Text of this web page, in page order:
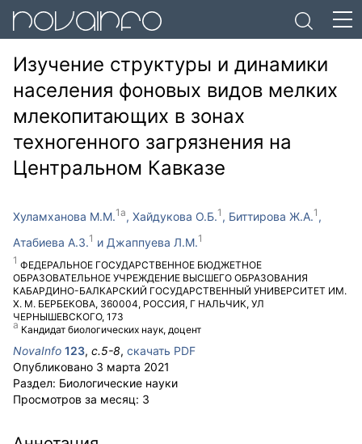
Изучение структуры и динамики
населения фоновых видов мелких
млекопитающих в зонах
техногенного загрязнения на
Центральном Кавказе
Хуламханова М.М.
ФЕДЕРАЛЬНОЕ ГОСУДАРСТВЕННОЕ БЮДЖЕТНОЕ
ОБРАЗОВАТЕЛЬНОЕ УЧРЕЖДЕНИЕ ВЫСШЕГО ОБРАЗОВАНИЯ
КАБАРДИНО-БАЛКАРСКИЙ ГОСУДАРСТВЕННЫЙ УНИВЕРСИТЕТ ИМ.
Х. М. БЕРБЕКОВА, 360004, РОССИЯ, Г НАЛЬЧИК, УЛ
ЧЕРНЫШЕВСКОГО, 173
Кандидат биологических наук, доцент
Хайдукова О.Б.
Биттирова Ж.А.
Атабиева А.З.
Джаппуева Л.М.
NovaInfo 123, с.5-8, скачать PDF
Опубликовано 3 марта 2021
Раздел: Биологические науки
Просмотров за месяц: 3